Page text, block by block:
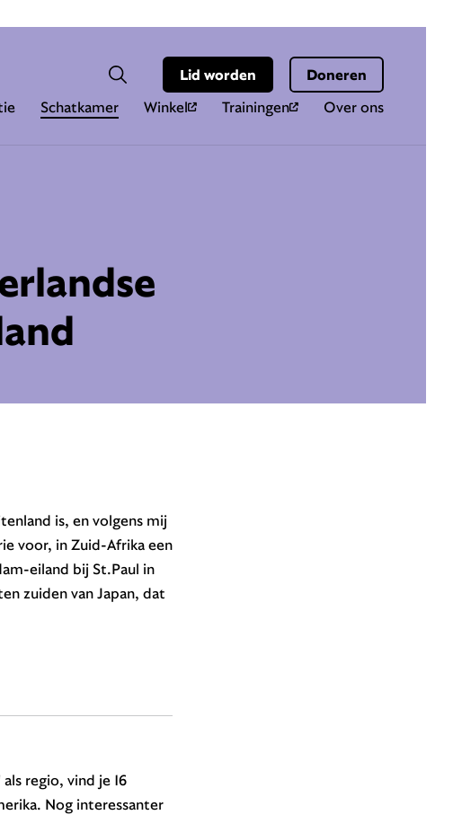
Schatkamer Winkel Trainingen Over ons
Zoeken
ZoekveldLid worden Doneren
is, en volgens mij
voor, in Zuid-Afrika een
eiland bij St.Paul in
zuiden van Japan, dat
regio, vind je 16
Nog interessanter